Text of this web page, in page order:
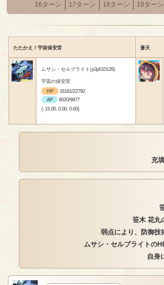
16ターン
17ターン 18ターン 19ターン
たたかえ！宇宙保安官 蒼天
ムサシ・セルブライト(p3p010126)
宇宙の保安官
HP
16181/22792
AP
8020/9877
(-15.00, 0.00, 0.00)
充
笹木 花丸
弱点により、防御技
ムサシ・セルブライトの
自身